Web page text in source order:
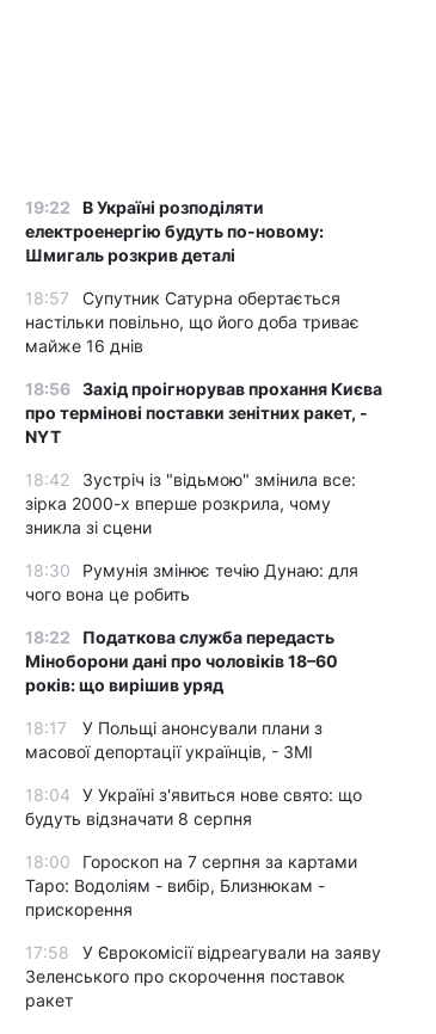
19:22
В Україні розподіляти
електроенергію будуть по-новому:
Шмигаль розкрив деталі
18:57
Супутник Сатурна обертається
настільки повільно, що його доба триває
майже 16 днів
18:56 Захід проігнорував прохання Києва
про термінові поставки зенітних ракет, -
NYT
18:42
Зустріч із "відьмою" змінила все:
зірка 2000-х вперше розкрила, чому
зникла зі сцени
18:30
Румунія змінює течію Дунаю: для
чого вона це робить
18:22
Податкова служба передасть
Міноборони дані про чоловіків 18–60
років: що вирішив уряд
18:17
У Польщі анонсували плани з
масової депортації українців, - ЗМІ
18:04
У Україні з'явиться нове свято: що
будуть відзначати 8 серпня
18:00
Гороскоп на 7 серпня за картами
Таро: Водоліям - вибір, Близнюкам -
прискорення
17:58
У Єврокомісії відреагували на заяву
Зеленського про скорочення поставок
ракет